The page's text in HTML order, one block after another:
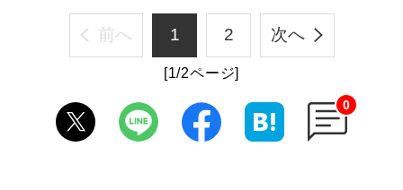
前へ 1 2 次へ
[1/2ページ]
0